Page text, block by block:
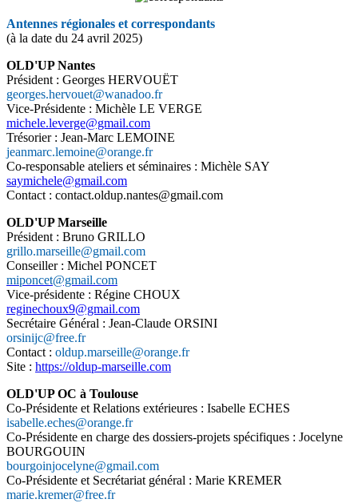
Antennes régionales et correspondants
(à la date du 24 avril 2025)
OLD'UP Nantes
Président : Georges HERVOUËT
georges.hervouet@wanadoo.fr
Vice-Présidente : Michèle LE VERGE
michele.leverge@gmail.com
Trésorier : Jean-Marc LEMOINE
jeanmarc.lemoine@orange.fr
Co-responsable ateliers et séminaires : Michèle SAY
saymichele@gmail.com
Contact : contact.oldup.nantes@gmail.com
OLD'UP Marseille
Président : Bruno GRILLO
grillo.marseille@gmail.com
Conseiller : Michel PONCET
miponcet@gmail.com
Vice-présidente : Régine CHOUX
reginechoux9@gmail.com
Secrétaire Général : Jean-Claude ORSINI
orsinijc@free.fr
Contact : oldup.marseille@orange.fr
Site : https://oldup-marseille.com
OLD'UP OC à Toulouse
Co-Présidente et Relations extérieures : Isabelle ECHES
isabelle.eches@orange.fr
Co-Présidente en charge des dossiers-projets spécifiques : Jocelyne
BOURGOUIN
bourgoinjocelyne@gmail.com
Co-Présidente et Secrétariat général : Marie KREMER
marie.kremer@free.fr